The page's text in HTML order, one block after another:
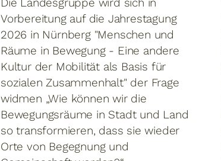
Vorbereitung auf die Jahrestagung
2026 in Nürnberg "Menschen und
Räume in Bewegung - Eine andere
Kultur der Mobilität als Basis für
sozialen Zusammenhalt" der Frage
widmen „Wie können wir die
Bewegungsräume in Stadt und Land
so transformieren, dass sie wieder
Orte von Begegnung und